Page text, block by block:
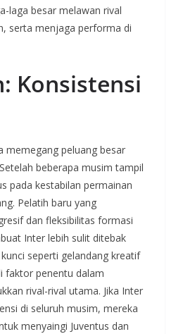
laga besar melawan rival
serta menjaga performa di
Konsistensi
memegang peluang besar
beberapa musim tampil
pada kestabilan permainan
Pelatih baru yang
dan fleksibilitas formasi
Inter lebih sulit ditebak
seperti gelandang kreatif
faktor penentu dalam
rival-rival utama. Jika Inter
di seluruh musim, mereka
menyaingi Juventus dan